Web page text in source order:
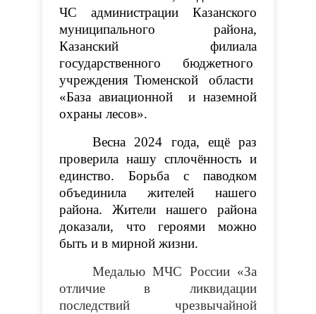
ЧС администрации Казанского
муниципального района,
Казанский филиала
государственного бюджетного
учреждения Тюменской области
«База авиационной и наземной
охраны лесов».
Весна 2024 года, ещё раз
проверила нашу сплочённость и
единство. Борьба с паводком
объединила жителей нашего
района. Жители нашего района
доказали, что героями можно
быть и в мирной жизни.
Медалью МЧС России «За
отличие в ликвидации
последствий чрезвычайной